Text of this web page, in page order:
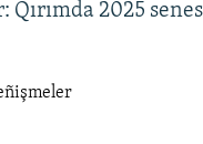
2025